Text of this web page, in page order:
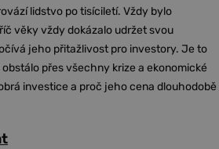
lidstvo po tisíciletí. Vždy bylo
věky vždy dokázalo udržet svou
jeho přitažlivost pro investory. Je to
přes všechny krize a ekonomické
investice a proč jeho cena dlouhodobě